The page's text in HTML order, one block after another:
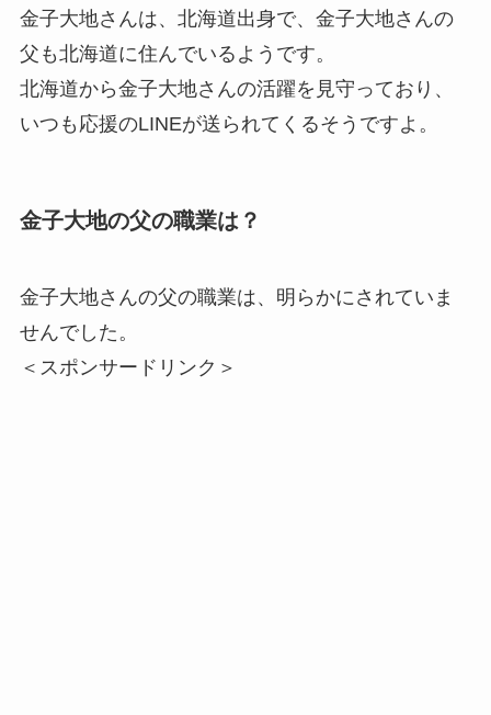
金子大地さんは、北海道出身で、金子大地さんの
父も北海道に住んでいるようです。
北海道から金子大地さんの活躍を見守っており、
いつも応援のLINEが送られてくるそうですよ。
金子大地の父の職業は？
金子大地さんの父の職業は、明らかにされていま
せんでした。
＜スポンサードリンク＞